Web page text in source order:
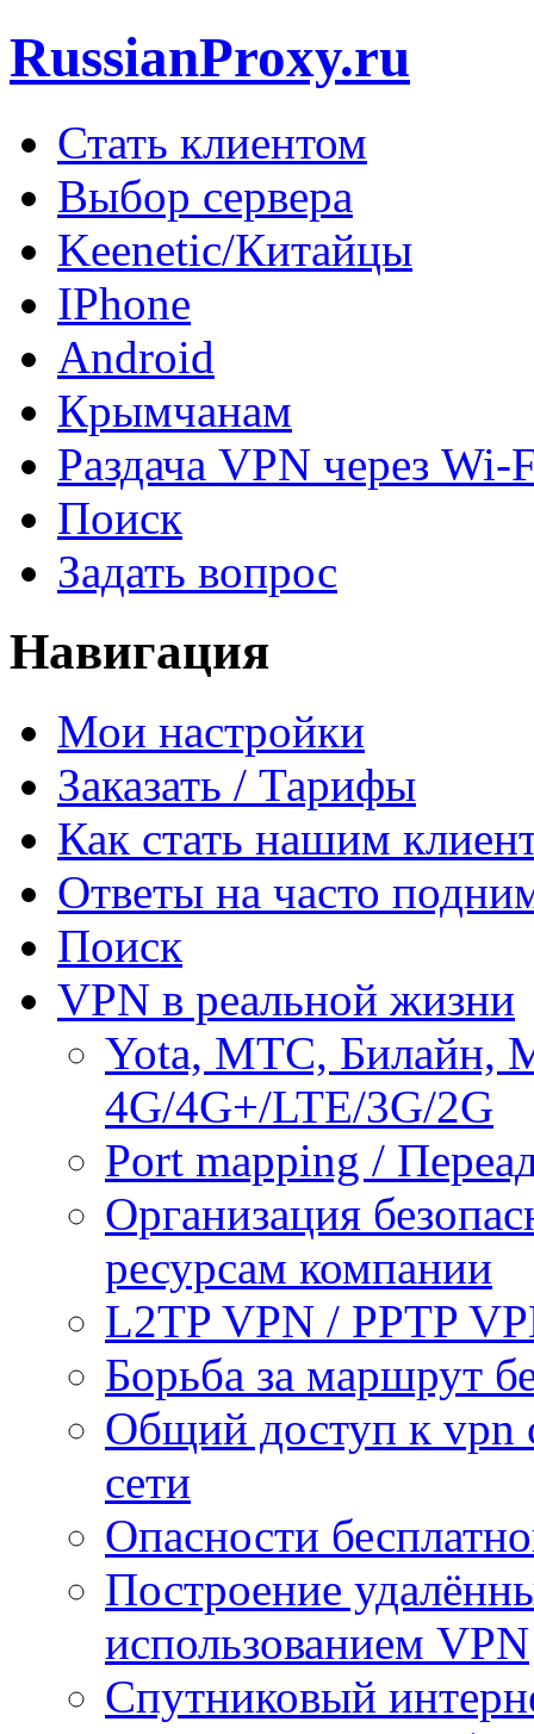
RussianProxy.ru
Стать клиентом
Выбор сервера
Keenetic/Китайцы
IPhone
Android
Крымчанам
Раздача VPN через Wi-
Поиск
Задать вопрос
Навигация
Мои настройки
Заказать / Тарифы
Как стать нашим
Ответы на часто
Поиск
VPN в реальной жизни
Yota, МТС, Билайн,
4G/4G+/LTE/3G/2G
Port mapping /
Организация
ресурсам компании
L2TP VPN / PPTP
Борьба за маршрут
Общий доступ к vpn
сети
Опасности
Построение
использованием VPN
Спутниковый